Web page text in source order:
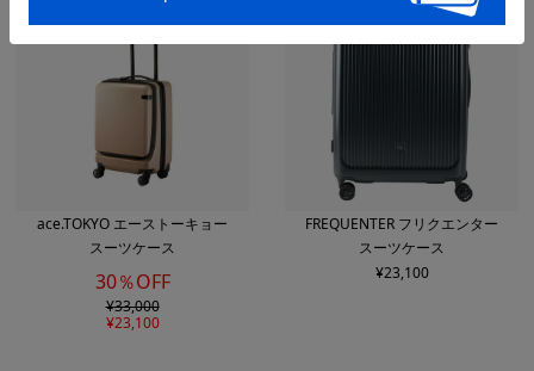
ace.TOKYO エーストーキョー
スーツケース
30％OFF
¥33,000
¥23,100
FREQUENTER フリクエンター
スーツケース
¥23,100